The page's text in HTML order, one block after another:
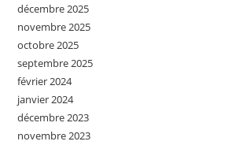
décembre 2025
novembre 2025
octobre 2025
septembre 2025
février 2024
janvier 2024
décembre 2023
novembre 2023